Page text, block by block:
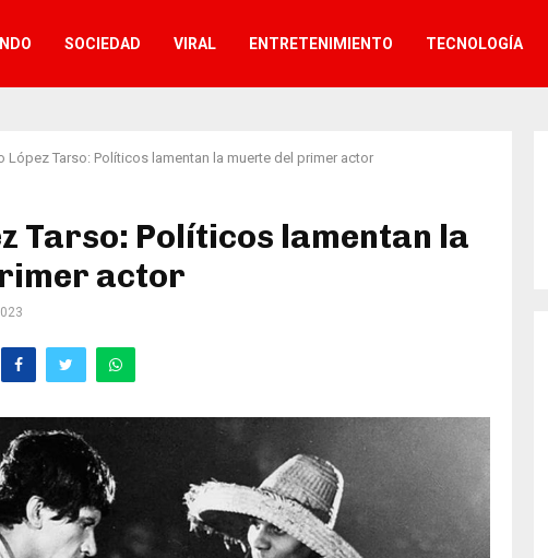
SOCIEDAD VIRAL ENTRETENIMIENTO TECNOLOGÍA
López Tarso: Políticos lamentan la muerte del primer actor
Tarso: Políticos lamentan la
actor